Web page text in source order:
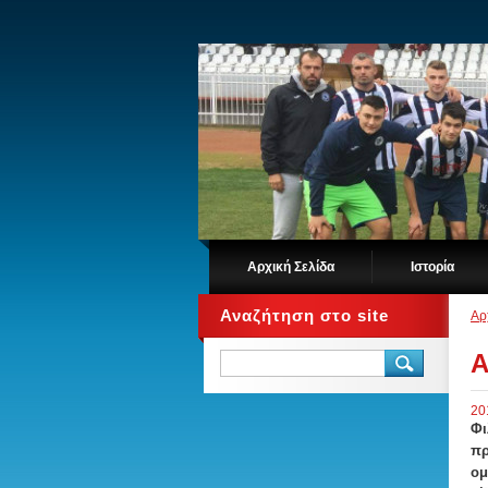
Αρχική Σελίδα Ιστορία
Αναζήτηση στο site